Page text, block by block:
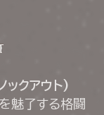
クアウト)
魅了する格闘